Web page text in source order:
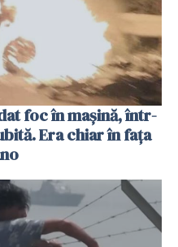
foc în mașină, într-
Era chiar în fața